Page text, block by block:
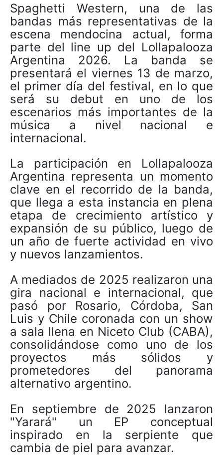
Spaghetti Western, una de las
bandas más representativas de la
escena mendocina actual, forma
parte del line up del Lollapalooza
Argentina 2026. La banda se
presentará el viernes 13 de marzo,
el primer día del festival, en lo que
será su debut en uno de los
escenarios más importantes de la
música a nivel nacional e
internacional.
La participación en Lollapalooza
Argentina representa un momento
clave en el recorrido de la banda,
que llega a esta instancia en plena
etapa de crecimiento artístico y
expansión de su público, luego de
un año de fuerte actividad en vivo
y nuevos lanzamientos.
A mediados de 2025 realizaron una
gira nacional e internacional, que
pasó por Rosario, Córdoba, San
Luis y Chile coronada con un show
a sala llena en Niceto Club (CABA),
consolidándose como uno de los
proyectos más sólidos y
prometedores del panorama
alternativo argentino.
En septiembre de 2025 lanzaron
"Yarará" un EP conceptual
inspirado en la serpiente que
cambia de piel para avanzar.